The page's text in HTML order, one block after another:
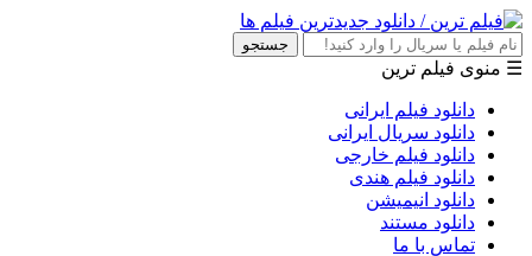
جستجو
☰ منوی فیلم ترین
دانلود فیلم ایرانی
دانلود سریال ایرانی
دانلود فیلم خارجی
دانلود فیلم هندی
دانلود انیمیشن
دانلود مستند
تماس با ما